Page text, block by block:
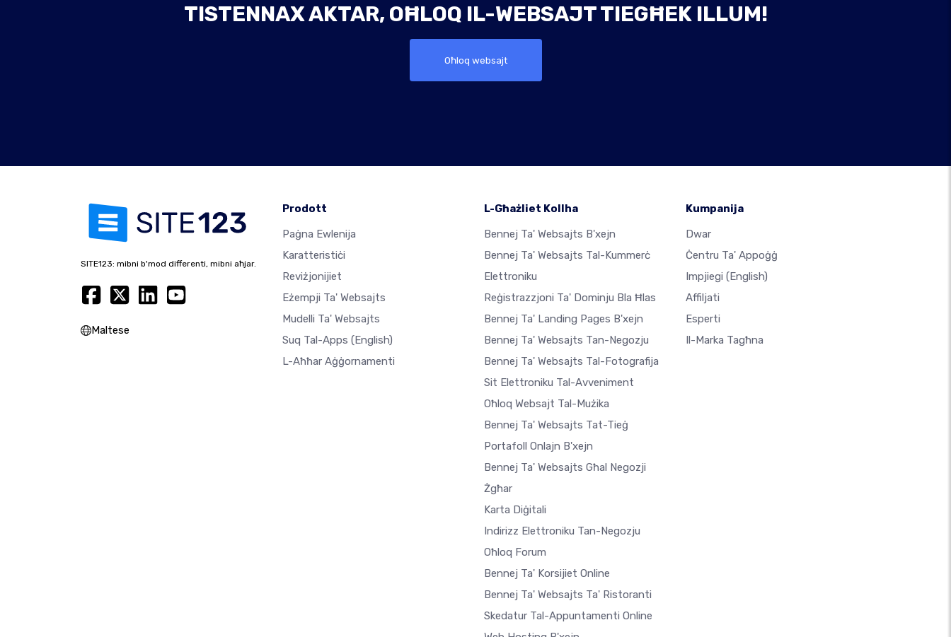
TISTENNAX AKTAR, OĦLOQ IL-WEBSAJT TIEGĦEK ILLUM!
Oħloq websajt
SITE123: mibni b'mod differenti, mibni aħjar.
Maltese
Prodott
Paġna Ewlenija
Karatteristiċi
Reviżjonijiet
Eżempji Ta' Websajts
Mudelli Ta' Websajts
Suq Tal-Apps (English)
L-Aħħar Aġġornamenti
L-Għażliet Kollha
Bennej Ta' Websajts B'xejn
Bennej Ta' Websajts Tal-Kummerċ
Elettroniku
Reġistrazzjoni Ta' Dominju Bla Ħlas
Bennej Ta' Landing Pages B'xejn
Bennej Ta' Websajts Tan-Negozju
Bennej Ta' Websajts Tal-Fotografija
Sit Elettroniku Tal-Avveniment
Oħloq Websajt Tal-Mużika
Bennej Ta' Websajts Tat-Tieġ
Portafoll Onlajn B'xejn
Bennej Ta' Websajts Għal Negozji
Żgħar
Karta Diġitali
Indirizz Elettroniku Tan-Negozju
Oħloq Forum
Bennej Ta' Korsijiet Online
Bennej Ta' Websajts Ta' Ristoranti
Skedatur Tal-Appuntamenti Online
Kumpanija
Dwar
Ċentru Ta' Appoġġ
Impjiegi (English)
Affiljati
Esperti
Il-Marka Tagħna